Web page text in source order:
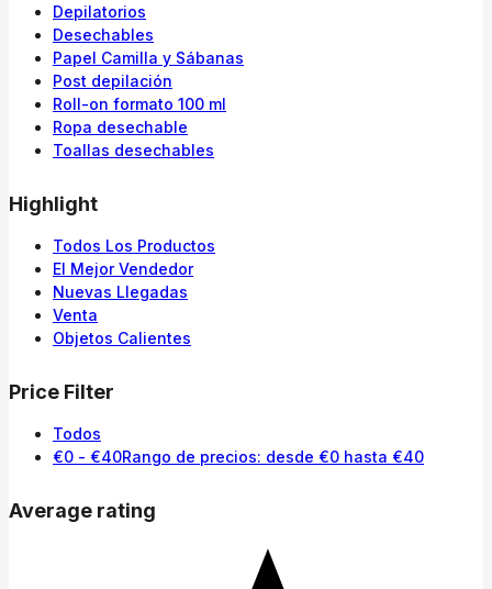
Depilatorios
Desechables
Papel Camilla y Sábanas
Post depilación
Roll-on formato 100 ml
Ropa desechable
Toallas desechables
Highlight
Todos Los Productos
El Mejor Vendedor
Nuevas Llegadas
Venta
Objetos Calientes
Price Filter
Todos
€0 - €40Rango de precios: desde €0 hasta €40
Average rating